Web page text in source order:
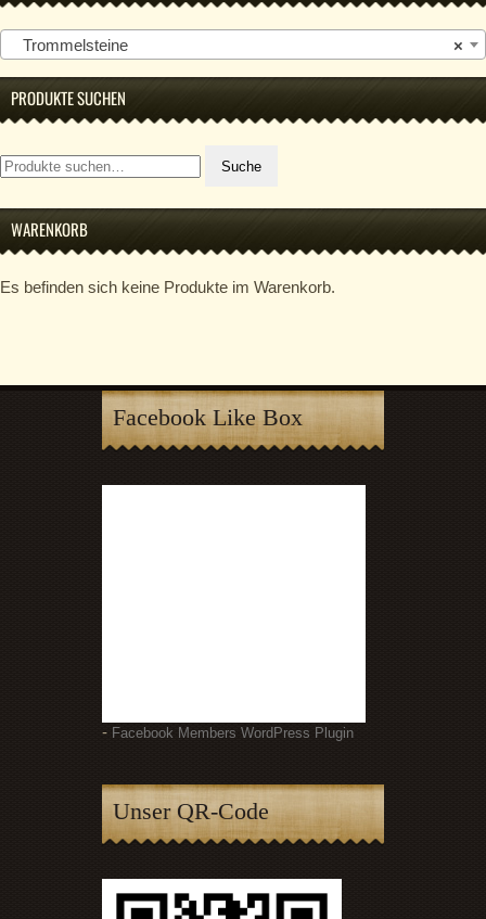
×
Trommelsteine
PRODUKTE SUCHEN
Suche
nach:
Suche
WARENKORB
Es befinden sich keine Produkte im Warenkorb.
Facebook Like Box
- Facebook Members WordPress Plugin
Unser QR-Code